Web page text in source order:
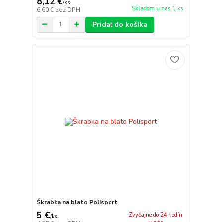
/ks
6,60 € bez DPH Skladom u nás 1 ks
Pridať do košíka
Škrabka na blato Polisport
5 €/ks
Zvyčajne do 24 hodín